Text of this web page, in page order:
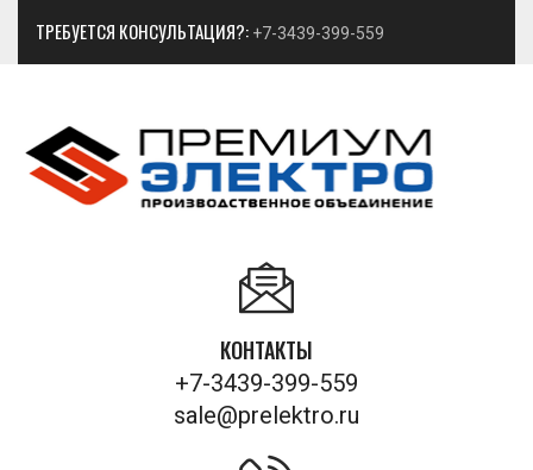
ТРЕБУЕТСЯ КОНСУЛЬТАЦИЯ?: +7-3439-399-559
КОНТАКТЫ
+7-3439-399-559
sale@prelektro.ru